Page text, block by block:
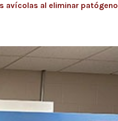
avícolas al eliminar